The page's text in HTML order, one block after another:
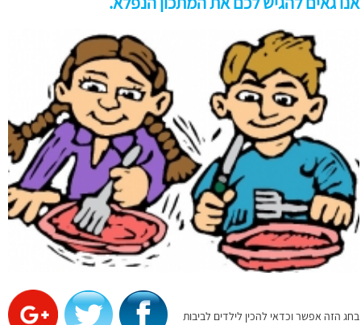
בחג הזה אפשר וכדאי להכין לילדים לביבות